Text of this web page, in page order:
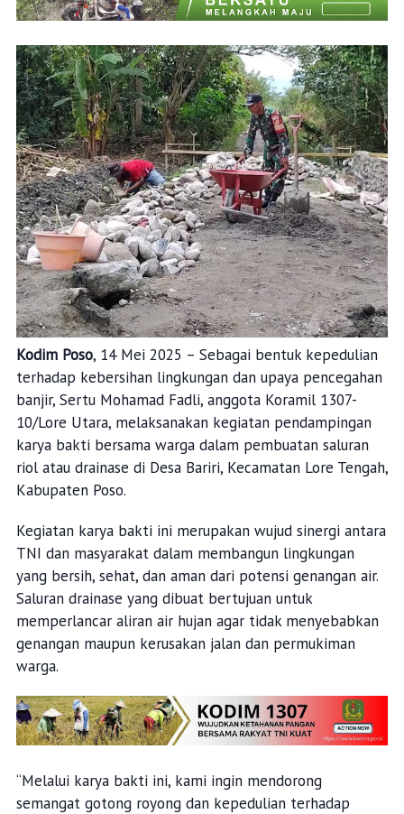
Kodim Poso, 14 Mei 2025 – Sebagai bentuk kepedulian
terhadap kebersihan lingkungan dan upaya pencegahan
banjir, Sertu Mohamad Fadli, anggota Koramil 1307-
10/Lore Utara, melaksanakan kegiatan pendampingan
karya bakti bersama warga dalam pembuatan saluran
riol atau drainase di Desa Bariri, Kecamatan Lore Tengah,
Kabupaten Poso.
Kegiatan karya bakti ini merupakan wujud sinergi antara
TNI dan masyarakat dalam membangun lingkungan
yang bersih, sehat, dan aman dari potensi genangan air.
Saluran drainase yang dibuat bertujuan untuk
memperlancar aliran air hujan agar tidak menyebabkan
genangan maupun kerusakan jalan dan permukiman
warga.
“Melalui karya bakti ini, kami ingin mendorong
semangat gotong royong dan kepedulian terhadap